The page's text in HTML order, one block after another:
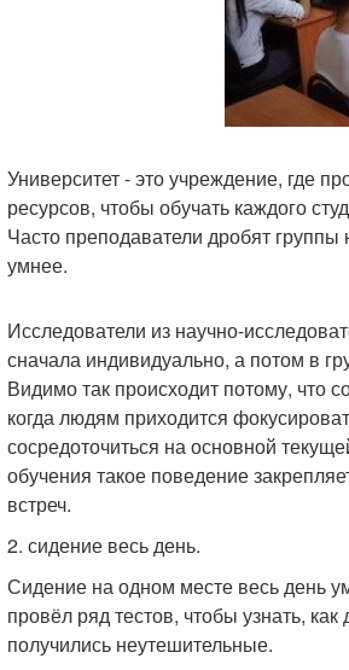
Университет - это учреждение, где
ресурсов, чтобы обучать каждого
Часто преподаватели дробят
умнее.
Исследователи из научно-
сначала индивидуально, а потом в
Видимо так происходит потому, что
когда людям приходится
сосредоточиться на основной
обучения такое поведение
встреч.
2. сидение весь день.
Сидение на одном месте весь день
провёл ряд тестов, чтобы узнать,
получились неутешительные.